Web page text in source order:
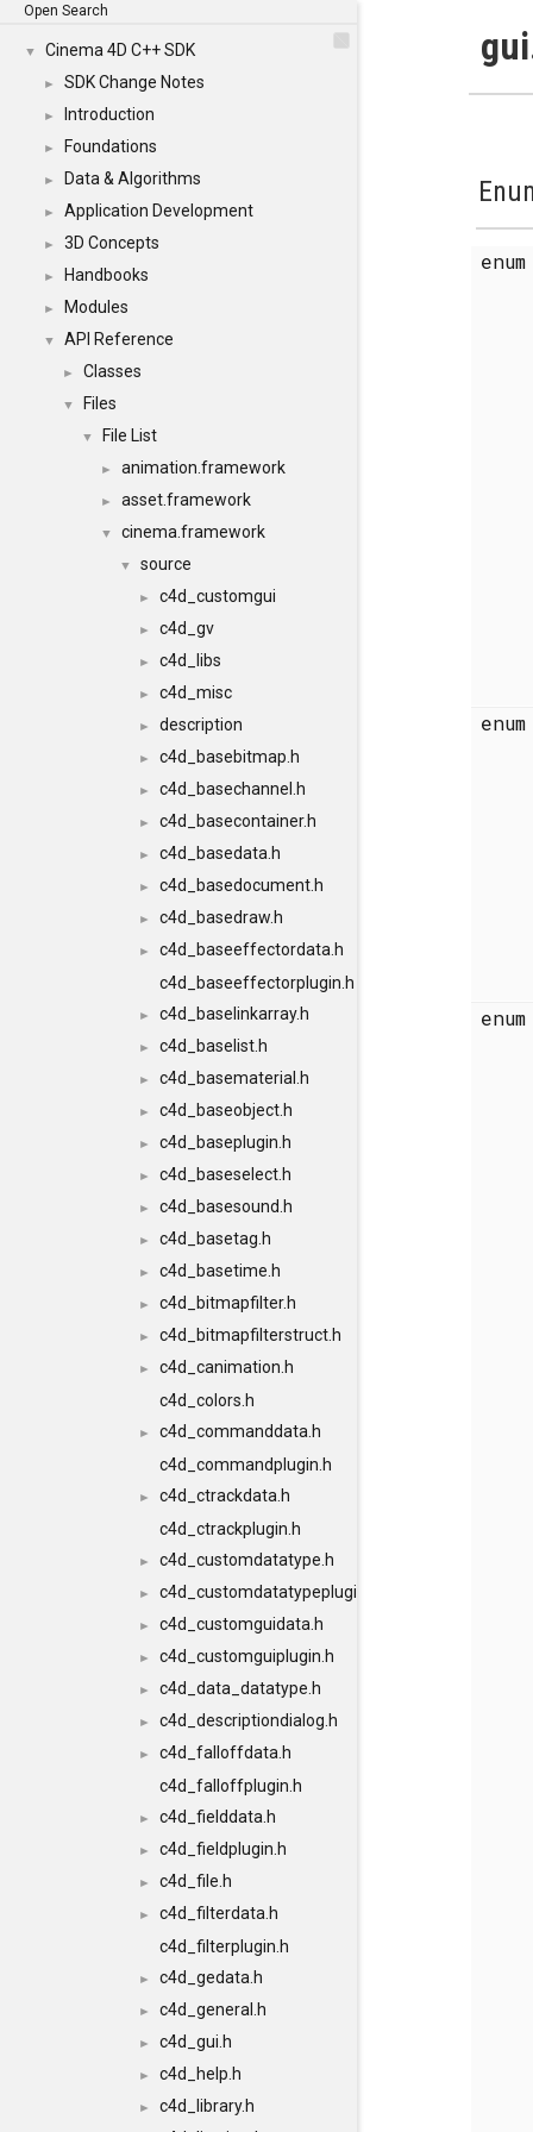
Open Search
▼ Cinema 4D C++ SDK
► SDK Change Notes
► Introduction
► Foundations
► Data & Algorithms
► Application Development
► 3D Concepts
► Handbooks
► Modules
▼ API Reference
► Classes
▼ Files
▼ File List
► animation.framework
► asset.framework
▼ cinema.framework
▼ source
► c4d_customgui
► c4d_gv
► c4d_libs
► c4d_misc
► description
► c4d_basebitmap.h
► c4d_basechannel.h
► c4d_basecontainer.h
► c4d_basedata.h
► c4d_basedocument.h
► c4d_basedraw.h
►
c4d_baseeffectordata.h
c4d_baseeffectorplugin.h
► c4d_baselinkarray.h
► c4d_baselist.h
► c4d_basematerial.h
► c4d_baseobject.h
► c4d_baseplugin.h
► c4d_baseselect.h
► c4d_basesound.h
► c4d_basetag.h
► c4d_basetime.h
► c4d_bitmapfilter.h
► c4d_bitmapfilterstruct.h
►
c4d_canimation.h
c4d_colors.h
►
c4d_commanddata.h
c4d_commandplugin.h
►
c4d_ctrackdata.h
c4d_ctrackplugin.h
► c4d_customdatatype.h
► c4d_customdatatypeplugin.h
► c4d_customguidata.h
► c4d_customguiplugin.h
► c4d_data_datatype.h
► c4d_descriptiondialog.h
►
c4d_falloffdata.h
c4d_falloffplugin.h
► c4d_fielddata.h
► c4d_fieldplugin.h
► c4d_file.h
►
c4d_filterdata.h
c4d_filterplugin.h
► c4d_gedata.h
► c4d_general.h
► c4d_gui.h
► c4d_help.h
►
c4d_library.h